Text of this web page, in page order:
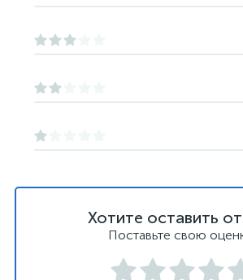
Хотите оставить
Поставьте свою